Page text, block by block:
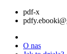
pdf-x
O nas